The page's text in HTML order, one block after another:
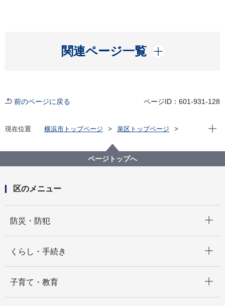
関連ページ一覧
開く
前のページに戻る ページID：601-931-128
現在位置 横浜市トップページ
泉区トップページ
区長のメッセージ「＃住むなら泉区」（令和５年度）
13.敬老会
現在
ページトップへ
区のメニュー
防災・防犯
くらし・手続き
子育て・教育